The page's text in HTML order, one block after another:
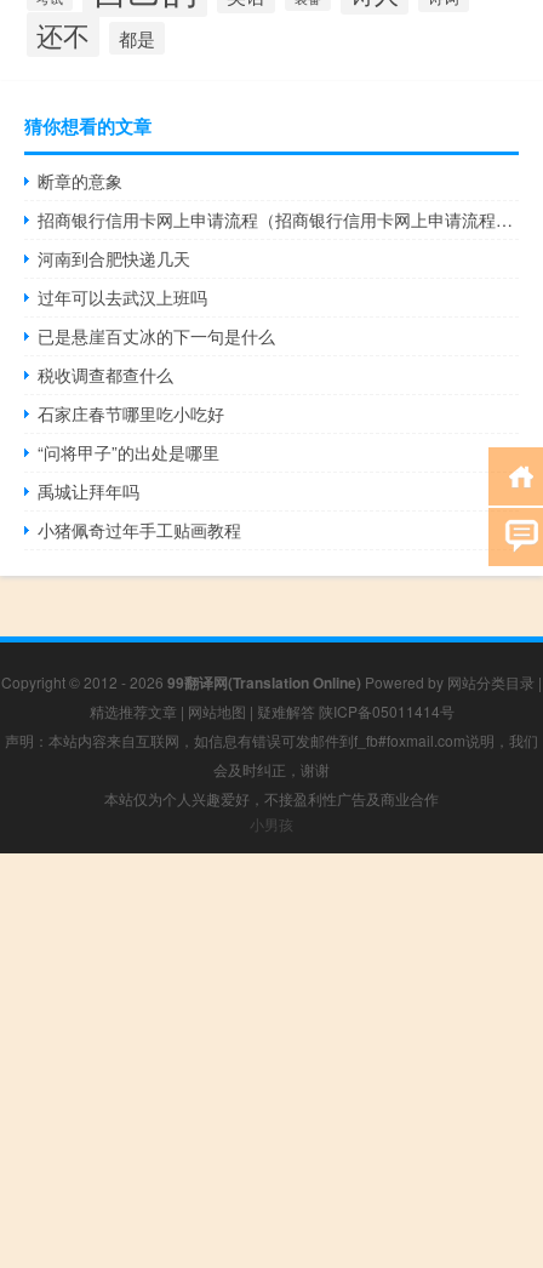
还不 都是
猜你想看的文章
断章的意象
招商银行信用卡网上申请流程（招商银行信用卡网上申请流程是什么）
河南到合肥快递几天
过年可以去武汉上班吗
已是悬崖百丈冰的下一句是什么
税收调查都查什么
石家庄春节哪里吃小吃好
“问将甲子”的出处是哪里
禹城让拜年吗
小猪佩奇过年手工贴画教程
Copyright © 2012 - 2026 99翻译网(Translation Online) Powered by 网站分类目录 |
精选推荐文章 | 网站地图 | 疑难解答 陕ICP备05011414号
声明：本站内容来自互联网，如信息有错误可发邮件到f_fb#foxmail.com说明，我们
会及时纠正，谢谢
本站仅为个人兴趣爱好，不接盈利性广告及商业合作
小男孩